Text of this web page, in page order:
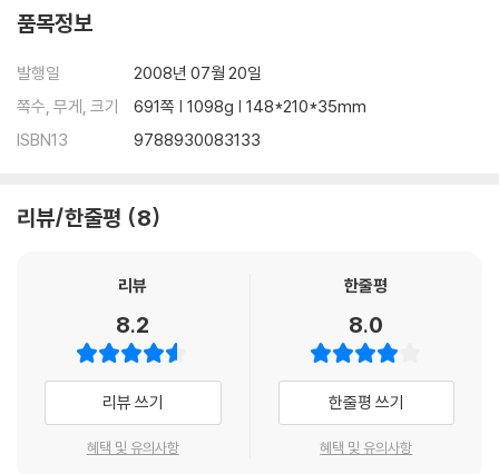
제6장 베스파시아누스의 갈릴리 도착
제8장 요세푸스의 항복과 베스파시아누스에 대한 황제 등극 예언
제9장 로마군의 욥바, 티베리아 점령
품목정보
발행일
2008년 07월 20일
쪽수, 무게, 크기
691쪽 | 1098g | 148*210*35mm
ISBN13
9788930083133
리뷰/한줄평 8
리뷰
8.2
리뷰 쓰기
혜택 및 유의사항
한줄평
8.0
한줄평 쓰기
혜택 및 유의사항